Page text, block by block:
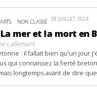
NON CLASSÉ 28 JUILLET 2024
La mer et la mort en
Lallemant
: il fallait bien qu'un jour
qui connaissez la fierté
longtemps avant de dire